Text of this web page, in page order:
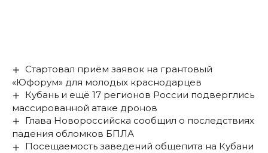
Стартовал приём заявок на грантовый
«Юфорум» для молодых краснодарцев
Кубань и ещё 17 регионов России подверглись
массированной атаке дронов
Глава Новороссийска сообщил о последствиях
падения обломков БПЛА
Посещаемость заведений общепита на Кубани